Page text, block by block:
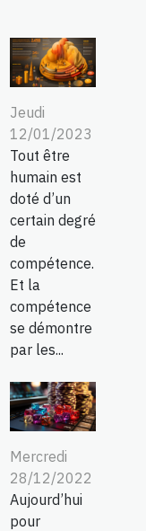
Jeudi
12/01/2023
Tout être
humain est
doté d’un
certain degré
de
compétence.
Et la
compétence
se démontre
par les...
Mercredi
28/12/2022
Aujourd’hui
pour